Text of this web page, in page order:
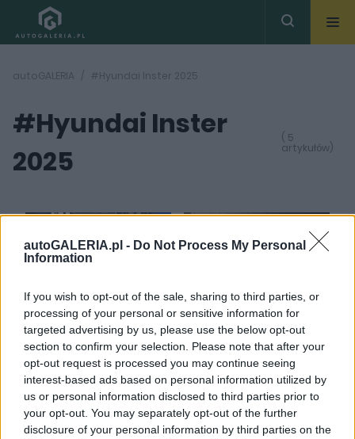
autoGALERIA.pl - Do Not Process My Personal
Information
If you wish to opt-out of the sale, sharing to third parties, or
processing of your personal or sensitive information for
targeted advertising by us, please use the below opt-out
section to confirm your selection. Please note that after your
opt-out request is processed you may continue seeing
interest-based ads based on personal information utilized by
us or personal information disclosed to third parties prior to
your opt-out. You may separately opt-out of the further
disclosure of your personal information by third parties on the
autoGALERIA #Hyundai Inster 2025
#Hyundai Inster
2025
( 5
artykułów)
ZDJĘĆ
NOWOŚCI I PREMIERY
Hyundai Inster kosztuje
w Polsce 103 900
złotych. A jaki jest na
żywo? To duża
niespodzianka!
Maciej Kuchno
CIEKAWOSTKI
Hyundai Inster ma już
pierwsze ceny. Poniżej
100 000 złotych nie
zejdzie
Maciej Kuchno